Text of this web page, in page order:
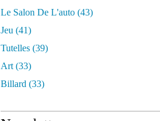
Le Salon De L'auto (43)
Jeu (41)
Tutelles (39)
Art (33)
Billard (33)